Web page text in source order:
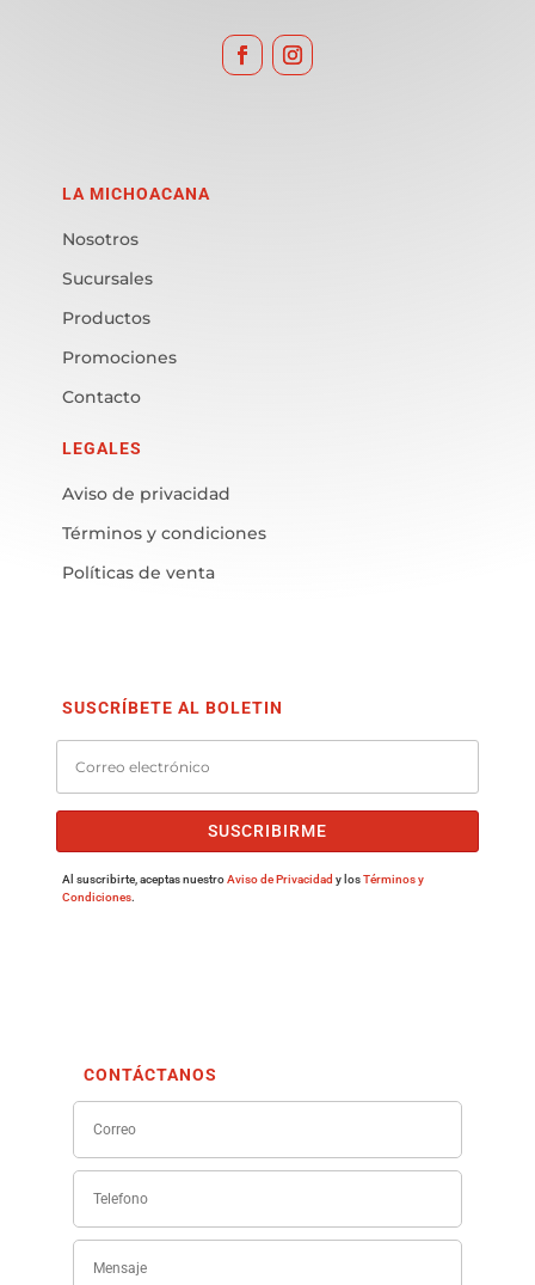
LA MICHOACANA
Nosotros
Sucursales
Productos
Promociones
Contacto
LEGALES
Aviso de privacidad
Términos y condiciones
Políticas de venta
SUSCRÍBETE AL BOLETIN
SUSCRIBIRME
Al suscribirte, aceptas nuestroAviso de Privacidad y losTérminos y
Condiciones.
CONTÁCTANOS